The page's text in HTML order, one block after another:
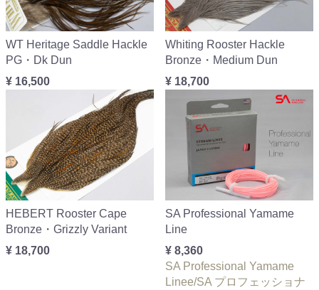
WT Heritage Saddle Hackle
PG・Dk Dun
¥ 16,500
Whiting Rooster Hackle
Bronze・Medium Dun
¥ 18,700
HEBERT Rooster Cape
Bronze・Grizzly Variant
¥ 18,700
SA Professional Yamame
Line
¥ 8,360
SA Professional Yamame
Linee/SA プロフェッショナ